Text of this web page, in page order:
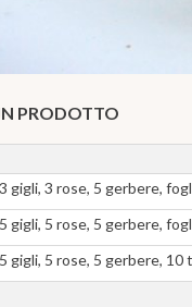
PRODOTTO
3 gigli, 3 rose, 5 gerbere,
5 gigli, 5 rose, 5 gerbere,
5 gigli, 5 rose, 5 gerbere,